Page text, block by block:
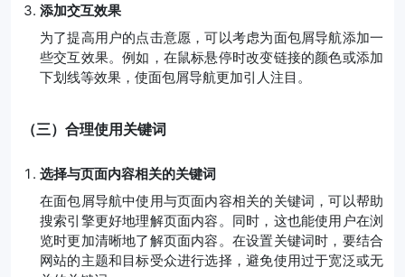
添加交互效果
为了提高用户的点击意愿，可以考虑为面包屑导航添加一
些交互效果。例如，在鼠标悬停时改变链接的颜色或添加
下划线等效果，使面包屑导航更加引人注目。
（三）合理使用关键词
选择与页面内容相关的关键词
在面包屑导航中使用与页面内容相关的关键词，可以帮助
搜索引擎更好地理解页面内容。同时，这也能使用户在浏
览时更加清晰地了解页面内容。在设置关键词时，要结合
网站的主题和目标受众进行选择，避免使用过于宽泛或无